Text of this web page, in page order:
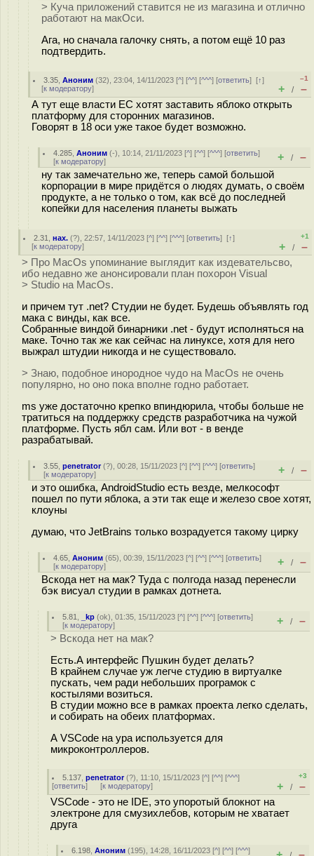
> Куча приложений ставится не из магазина и отлично
работают на макОси.
Ага, но сначала галочку снять, а потом ещё 10 раз
подтвердить.
3.35 ,Аноним (32), 23:04, 14/11/2023 [^] [^^] [^^^] [ответить][↑]
[к модератору]
–1
+ / –
А тут еще власти ЕС хотят заставить яблоко открыть
платформу для сторонних магазинов.
Говорят в 18 оси уже такое будет возможно.
4.285 ,Аноним (-), 10:14, 21/11/2023 [^] [^^] [^^^] [ответить]
[к модератору] + / –
ну так замечательно же, теперь самой большой
корпорации в мире придётся о людях думать, о своём
продукте, а не только о том, как всё до последней
копейки для населения планеты выжать
2.31 ,нах. (?), 22:57, 14/11/2023 [^] [^^] [^^^] [ответить][↑]
[к модератору]
+1
+ / –
> Про MacOs упоминание выглядит как издевательсво,
ибо недавно же анонсировали план похорон Visual
> Studio на MacOs.
и причем тут .net? Студии не будет. Будешь объявлять год
мака с винды, как все.
Собранные виндой бинарники .net - будут исполняться на
маке. Точно так же как сейчас на линуксе, хотя для него
выжрал штудии никогда и не существовало.
> Знаю, подобное инородное чудо на MacOs не очень
популярно, но оно пока вполне годно работает.
ms уже достаточно крепко впиндюрила, чтобы больше не
тратиться на поддержку средств разработчика на чужой
платформе. Пусть ябл сам. Или вот - в венде
разрабатывай.
3.55 ,penetrator(?), 00:28, 15/11/2023 [^] [^^] [^^^] [ответить]
[к модератору] + / –
и это ошибка, AndroidStudio есть везде, мелкософт
пошел по пути яблока, а эти так еще и железо свое хотят,
клоуны
думаю, что JetBrains только возрадуется такому цирку
4.65 ,Аноним (65), 00:39, 15/11/2023 [^] [^^] [^^^] [ответить]
[к модератору] + / –
Вскода нет на мак? Туда с полгода назад перенесли
бэк висуал студии в рамках дотнета.
5.81 _kp (ok), 01:35, 15/11/2023 [^] [^^] [^^^] [ответить]
[к модератору] + / –
> Вскода нет на мак?
Есть.А интерфейс Пушкин будет делать?
В крайнем случае уж легче студию в виртуалке
пускать, чем ради небольших програмок с
костылями возиться.
В студии можно все в рамках проекта легко сделать,
и собирать на обеих платформах.
А VSCode на ура используется для
микроконтроллеров.
5.137 ,penetrator(?), 11:10, 15/11/2023 [^] [^^] [^^^]
[ответить] [к модератору]
+3
+ / –
VSCode - это не IDE, это упоротый блокнот на
электроне для смузихлебов, которым не хватает
друга
6.198 ,Аноним (195), 14:28, 16/11/2023 [^] [^^] [^^^]